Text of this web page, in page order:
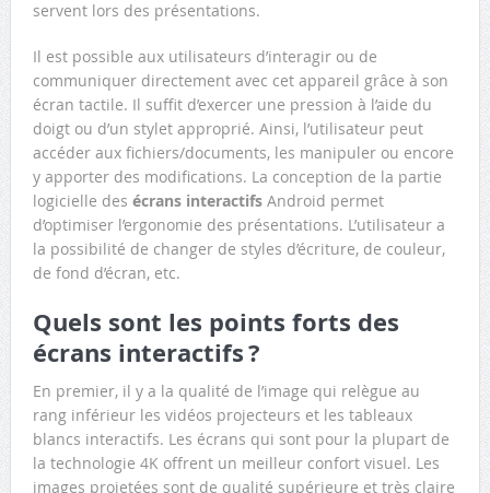
servent lors des présentations.
Il est possible aux utilisateurs d’interagir ou de
communiquer directement avec cet appareil grâce à son
écran tactile. Il suffit d’exercer une pression à l’aide du
doigt ou d’un stylet approprié. Ainsi, l’utilisateur peut
accéder aux fichiers/documents, les manipuler ou encore
y apporter des modifications. La conception de la partie
logicielle des écrans interactifsAndroid permet
d’optimiser l’ergonomie des présentations. L’utilisateur a
la possibilité de changer de styles d’écriture, de couleur,
de fond d’écran, etc.
Quels sont les points forts des
écrans interactifs ?
En premier, il y a la qualité de l’image qui relègue au
rang inférieur les vidéos projecteurs et les tableaux
blancs interactifs. Les écrans qui sont pour la plupart de
la technologie 4K offrent un meilleur confort visuel. Les
images projetées sont de qualité supérieure et très claire